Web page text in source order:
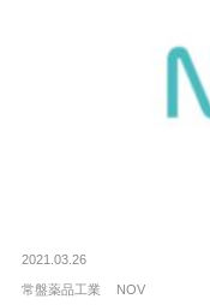
2021.03.26
常盤薬品工業 NOV